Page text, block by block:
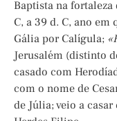
Baptista na
C, a 39 d. C, ano
Gália por Calígula;
Jerusalém (distinto
casado com
com o nome de
de Júlia; veio a